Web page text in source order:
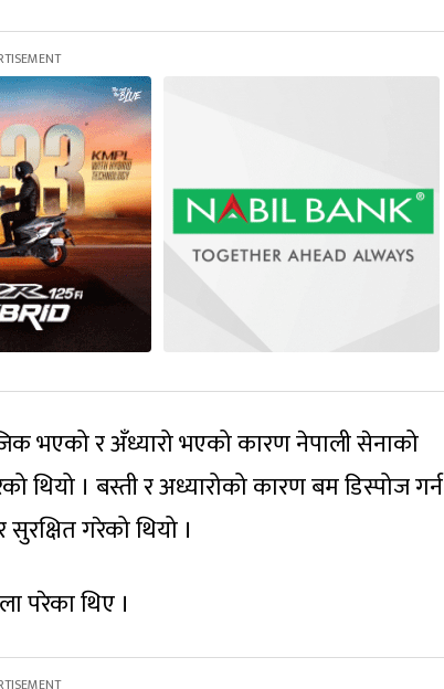
भएको र अँध्यारो भएको कारण नेपाली सेनाको
थियो । बस्ती र अध्यारोको कारण बम डिस्पोज गर्न
गरेको थियो ।
परेका थिए ।